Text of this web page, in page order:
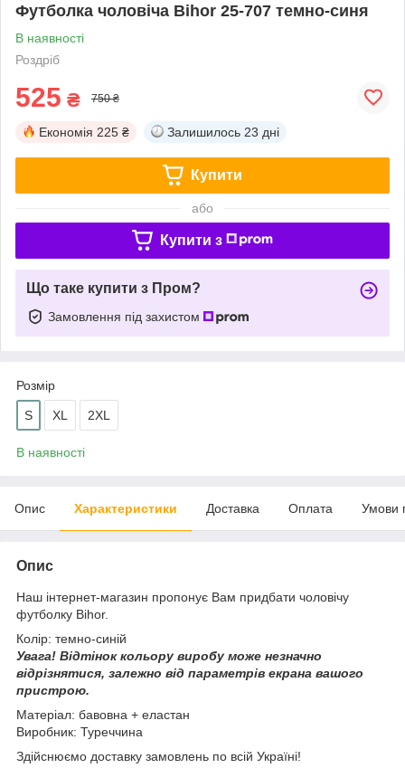
Футболка чоловіча Bihor 25-707 темно-синя
В наявності
Роздріб
525 ₴ 750 ₴
Економія 225 ₴ Залишилось 23 дні
Купити
або
Купити з
Що таке купити з Пром?
Замовлення під захистом
Розмір
S XL 2XL
В наявності
Опис Характеристики Доставка Оплата Умови
Опис
Наш інтернет-магазин пропонує Вам придбати чоловічу
футболку Bihor.
Колір: темно-синій
Увага! Відтінок кольору виробу може незначно
відрізнятися, залежно від параметрів екрана вашого
пристрою.
Матеріал: бавовна + еластан
Виробник: Туреччина
Здійснюємо доставку замовлень по всій Україні!